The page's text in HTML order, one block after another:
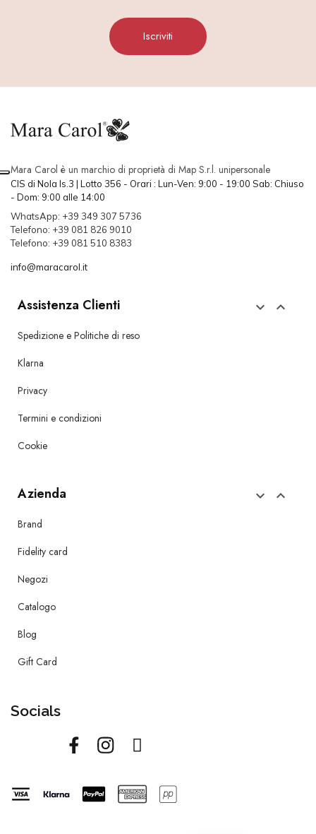
Iscriviti
Mara Carol è un marchio di proprietà di Map S.r.l. unipersonale
CIS di Nola Is.3 | Lotto 356 - Orari : Lun-Ven: 9:00 - 19:00 Sab: Chiuso
- Dom: 9:00 alle 14:00
WhatsApp: +39 349 307 5736
Telefono: +39 081 826 9010
Telefono: +39 081 510 8383
info@maracarol.it
Assistenza Clienti  
Spedizione e Politiche di reso
Klarna
Privacy
Termini e condizioni
Cookie
Azienda  
Brand
Fidelity card
Negozi
Catalogo
Blog
Gift Card
Socials